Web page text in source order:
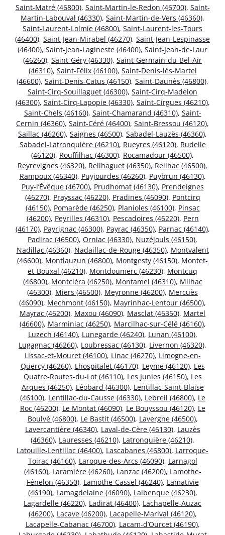
Saint-Matré (46800), Saint-Martin-le-Redon (46700), Saint-
Martin-Labouval (46330), Saint-Martin-de-Vers (46360),
Saint-Laurent-Lolmie (46800), Saint-Laurent-les-Tours
(46400), Saint-Jean-Mirabel (46270), Saint-Jean-Lespinasse
(46400), Saint-Jean-Lagineste (46400), Saint-Jean-de-Laur
(46260), Saint-Géry (46330), Saint-Germain-du-Bel-Air
(46310), Saint-Félix (46100), Saint-Denis-lès-Martel
(46600), Saint-Denis-Catus (46150), Saint-Daunès (46800),
Saint-Cirq-Souillaguet (46300), Saint-Cirq-Madelon
(46300), Saint-Cirq-Lapopie (46330), Saint-Cirgues (46210),
Saint-Chels (46160), Saint-Chamarand (46310), Saint-
Cernin (46360), Saint-Céré (46400), Saint-Bressou (46120),
Saillac (46260), Saignes (46500), Sabadel-Lauzès (46360),
Sabadel-Latronquière (46210), Rueyres (46120), Rudelle
(46120), Rouffilhac (46300), Rocamadour (46500),
Reyrevignes (46320), Reilhaguet (46350), Reilhac (46500),
Rampoux (46340), Puyjourdes (46260), Puybrun (46130),
Puy-l’Évêque (46700), Prudhomat (46130), Prendeignes
(46270), Prayssac (46220), Pradines (46090), Pontcirq
(46150), Pomarède (46250), Planioles (46100), Pinsac
(46200), Peyrilles (46310), Pescadoires (46220), Pern
(46170), Payrignac (46300), Payrac (46350), Parnac (46140),
Padirac (46500), Orniac (46330), Nuzéjouls (46150),
Nadillac (46360), Nadaillac-de-Rouge (46350), Montvalent
(46600), Montlauzun (46800), Montgesty (46150), Montet-
et-Bouxal (46210), Montdoumerc (46230), Montcuq
(46800), Montcléra (46250), Montamel (46310), Milhac
(46300), Miers (46500), Meyronne (46200), Mercuès
(46090), Mechmont (46150), Mayrinhac-Lentour (46500),
Mayrac (46200), Maxou (46090), Masclat (46350), Martel
(46600), Marminiac (46250), Marcilhac-sur-Célé (46160),
Luzech (46140), Lunegarde (46240), Lunan (46100),
Lugagnac (46260), Loubressac (46130), Livernon (46320),
Lissac-et-Mouret (46100), Linac (46270), Limogne-en-
Quercy (46260), Lhospitalet (46170), Leyme (46120), Les
Quatre-Routes-du-Lot (46110), Les Junies (46150), Les
Arques (46250), Léobard (46300), Lentillac-Saint-Blaise
(46100), Lentillac-du-Causse (46330), Lebreil (46800), Le
Roc (46200), Le Montat (46090), Le Bouyssou (46120), Le
Boulvé (46800), Le Bastit (46500), Lavergne (46500),
Lavercantière (46340), Laval-de-Cère (46130), Lauzès
(46360), Lauresses (46210), Latronquière (46210),
Latouille-Lentillac (46400), Lascabanes (46800), Larroque-
Toirac (46160), Laroque-des-Arcs (46090), Larnagol
(46160), Laramière (46260), Lanzac (46200), Lamothe-
Fénelon (46350), Lamothe-Cassel (46240), Lamativie
(46190), Lamagdelaine (46090), Lalbenque (46230),
Lagardelle (46220), Ladirat (46400), Lachapelle-Auzac
(46200), Lacave (46200), Lacapelle-Marival (46120),
Lacapelle-Cabanac (46700), Lacam-d’Ourcet (46190),